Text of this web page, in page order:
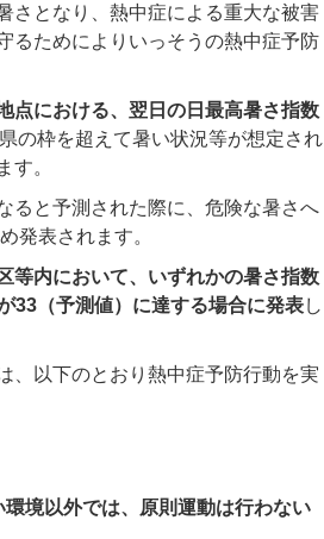
さとなり、熱中症による重大な被害
るためによりいっそうの熱中症予防
点における、翌日の日最高暑さ指数
の枠を超えて暑い状況等が想定され
す。
ると予測された際に、危険な暑さへ
発表されます。
等内において、いずれかの暑さ指数
33（予測値）に達する場合に発表し
、以下のとおり熱中症予防行動を実
境以外では、原則運動は行わない